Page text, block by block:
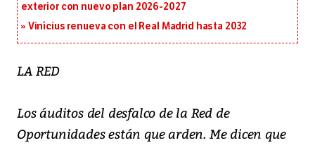
exterior con nuevo plan 2026-2027
Vinícius renueva con el Real Madrid hasta 2032
LA RED
Los áuditos del desfalco de la Red de
Oportunidades están que arden. Me dicen que